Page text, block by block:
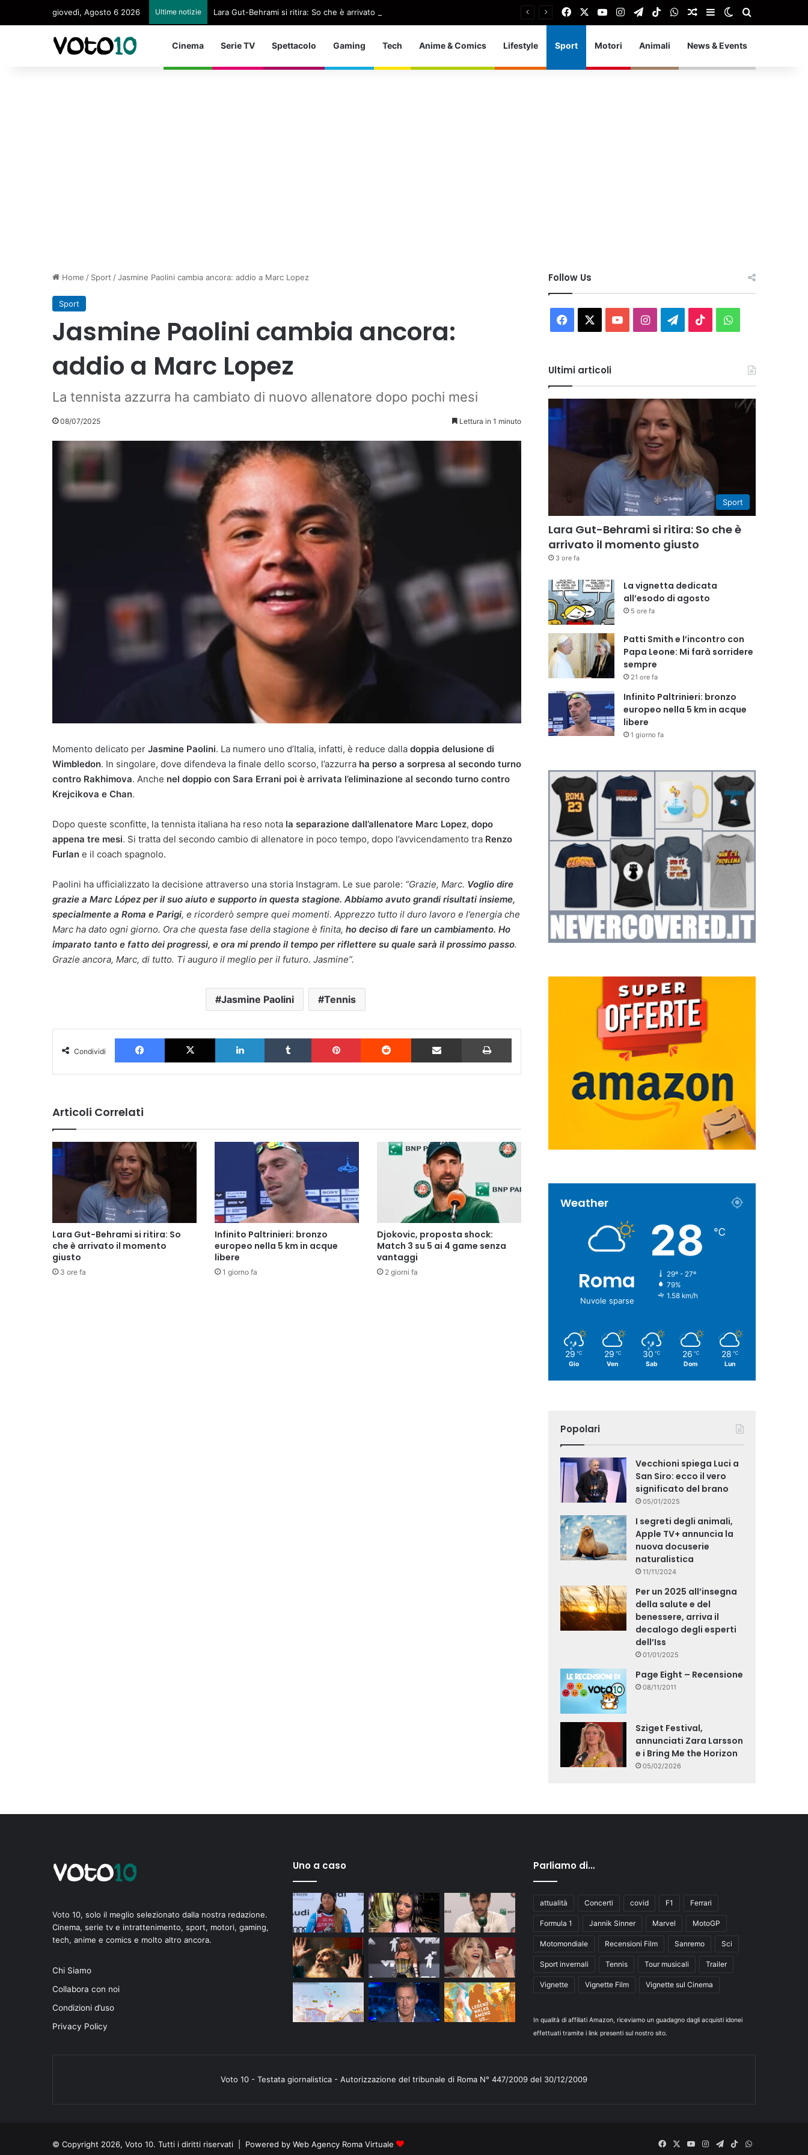
giovedì, Agosto 6 2026 Ultime notizie Lara Gut-Behrami si ritira: So che è arrivato il momento giusto FacebookYou TubeInstagram
TelegramTikTokWhatsApp
Articolo Random
Barra laterale
Cambia aspetto
Cinema Serie TV Spettacolo Gaming Tech Anime & Comics Lifestyle Sport Motori Animali News & Events
Home / Sport /Jasmine Paolini cambia ancora: addio a Marc Lopez
Sport
Jasmine Paolini cambia ancora:
addio a Marc Lopez
La tennista azzurra ha cambiato di nuovo allenatore dopo pochi mesi
08/07/2025 Lettura in 1 minuto
Momento delicato per Jasmine Paolini. La numero uno d’Italia, infatti, è reduce dalla doppia delusione di
Wimbledon. In singolare, dove difendeva la finale dello scorso, l’azzurra ha perso a sorpresa al secondo turno
contro Rakhimova. Anche nel doppio con Sara Errani poi è arrivata l’eliminazione al secondo turno contro
Krejcikova e Chan.
Dopo queste sconfitte, la tennista italiana ha reso nota la separazione dall’allenatore Marc Lopez, dopo
appena tre mesi. Si tratta del secondo cambio di allenatore in poco tempo, dopo l’avvicendamento tra Renzo
Furlan e il coach spagnolo.
Paolini ha ufficializzato la decisione attraverso una storia Instagram. Le sue parole: “Grazie, Marc. Voglio dire
grazie a Marc López per il suo aiuto e supporto in questa stagione. Abbiamo avuto grandi risultati insieme,
specialmente a Roma e Parigi, e ricorderò sempre quei momenti. Apprezzo tutto il duro lavoro e l’energia che
Marc ha dato ogni giorno. Ora che questa fase della stagione è finita, ho deciso di fare un cambiamento. Ho
imparato tanto e fatto dei progressi, e ora mi prendo il tempo per riflettere su quale sarà il prossimo passo.
Grazie ancora, Marc, di tutto. Ti auguro il meglio per il futuro. Jasmine”.
Jasmine Paolini Tennis
Condividi
Facebook X LinkedIn Tumblr Pinterest Reddit Condividi via Email Stampa
Articoli Correlati
Lara Gut-Behrami si ritira: So
che è arrivato il momento
giusto
3 ore fa
Infinito Paltrinieri: bronzo
europeo nella 5 km in acque
libere
1 giorno fa
Djokovic, proposta shock:
Match 3 su 5 ai 4 game senza
vantaggi
2 giorni fa
Follow Us
Facebook You InstagramTelegram
TikTokWhatsApp
Ultimi articoli
Sport
Lara Gut-Behrami si ritira: So che è
arrivato il momento giusto
3 ore fa
La vignetta dedicata
all’esodo di agosto
5 ore fa
Patti Smith e l’incontro con
Papa Leone: Mi farà sorridere
sempre
21 ore fa
Infinito Paltrinieri: bronzo
europeo nella 5 km in acque
libere
1 giorno fa
Weather
Roma
Nuvole sparse
28 ℃
29º - 27º
79%
1.58 km/h
29 ℃
Gio
29 ℃
Ven
30 ℃
Sab
26 ℃
Dom
28 ℃
Lun
Popolari
Vecchioni spiega Luci a
San Siro: ecco il vero
significato del brano
05/01/2025
I segreti degli animali,
Apple TV+ annuncia la
nuova docuserie
naturalistica
11/11/2024
Per un 2025 all’insegna
della salute e del
benessere, arriva il
decalogo degli esperti
dell’Iss
01/01/2025
Page Eight – Recensione
08/11/2011
Sziget Festival,
annunciati Zara Larsson
e i Bring Me the Horizon
05/02/2026
Voto 10, solo il meglio selezionato dalla nostra redazione.
Cinema, serie tv e intrattenimento, sport, motori, gaming,
tech, anime e comics e molto altro ancora.
Chi Siamo
Collabora con noi
Condizioni d’uso
Privacy Policy
Uno a caso Parliamo di…
attualità Concerti covid F1 Ferrari
Formula 1 Jannik Sinner Marvel MotoGP
Motomondiale Recensioni Film Sanremo Sci
Sport invernali Tennis Tour musicali Trailer
Vignette Vignette Film Vignette sul Cinema
In qualità di affiliati Amazon, riceviamo un guadagno dagli acquisti idonei
effettuati tramite i link presenti sul nostro sito.
Voto 10 - Testata giornalistica - Autorizzazione del tribunale di Roma N° 447/2009 del 30/12/2009
© Copyright 2026, Voto 10. Tutti i diritti riservati | Powered by Web Agency Roma Virtuale Facebook
X
YouInstagram
Telegram
TikTokWhatsApp